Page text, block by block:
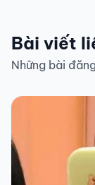
Bài viết
Những bài